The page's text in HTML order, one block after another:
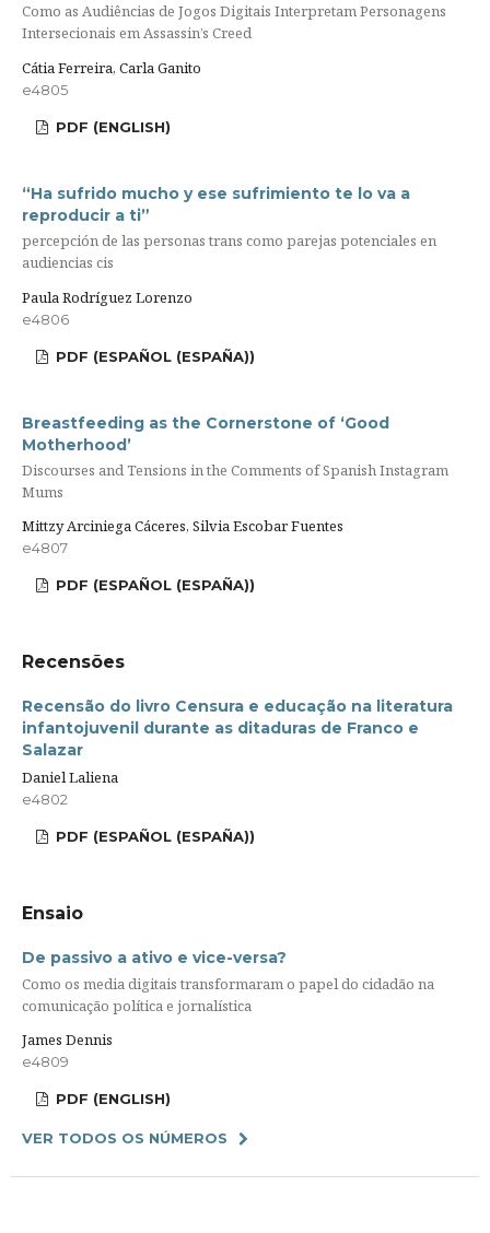
Como as Audiências de Jogos Digitais Interpretam Personagens
Intersecionais em Assassin’s Creed
Cátia Ferreira, Carla Ganito
e4805
PDF (ENGLISH)
“Ha sufrido mucho y ese sufrimiento te lo va a
reproducir a ti”
percepción de las personas trans como parejas potenciales en
audiencias cis
Paula Rodríguez Lorenzo
e4806
PDF (ESPAÑOL (ESPAÑA))
Breastfeeding as the Cornerstone of ‘Good
Motherhood’
Discourses and Tensions in the Comments of Spanish Instagram
Mums
Mittzy Arciniega Cáceres, Silvia Escobar Fuentes
e4807
PDF (ESPAÑOL (ESPAÑA))
Recensões
Recensão do livro Censura e educação na literatura
infantojuvenil durante as ditaduras de Franco e
Salazar
Daniel Laliena
e4802
PDF (ESPAÑOL (ESPAÑA))
Ensaio
De passivo a ativo e vice-versa?
Como os media digitais transformaram o papel do cidadão na
comunicação política e jornalística
James Dennis
e4809
PDF (ENGLISH)
VER TODOS OS NÚMEROS